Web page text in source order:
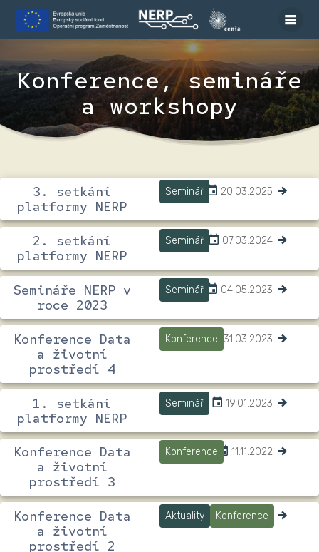
Skip
to
content
Konference, semináře
a workshopy
3. setkání
platformy NERP
Seminář 20.03.2025
2. setkání
platformy NERP
Seminář 07.03.2024
Semináře NERP v
roce 2023
Seminář 04.05.2023
Konference Data
a životní
prostředí 4
Konference 31.03.2023
1. setkání
platformy NERP
Seminář 19.01.2023
Konference Data
a životní
prostředí 3
Konference 11.11.2022
Konference Data
a životní
prostředí 2
Aktuality Konference
31.03.2022